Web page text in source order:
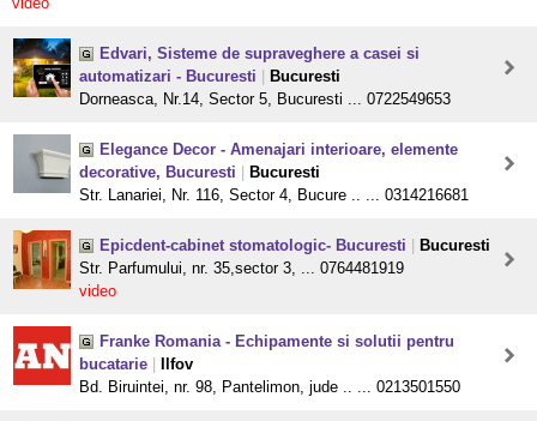
Edvari, Sisteme de supraveghere a casei si
automatizari - Bucuresti
Bucuresti
Dorneasca, Nr.14, Sector 5, Bucuresti ... 0722549653
Elegance Decor - Amenajari interioare, elemente
decorative, Bucuresti
Bucuresti
Str. Lanariei, Nr. 116, Sector 4, Bucure .. ... 0314216681
Epicdent-cabinet stomatologic- Bucuresti
Bucuresti
Str. Parfumului, nr. 35,sector 3, ... 0764481919
video
Franke Romania - Echipamente si solutii pentru
bucatarie
Ilfov
Bd. Biruintei, nr. 98, Pantelimon, jude .. ... 0213501550